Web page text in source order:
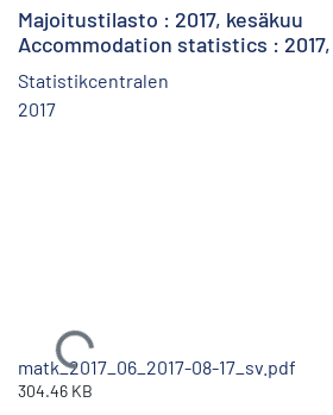
Majoitustilasto : 2017, kesäkuu
Accommodation statistics :
Statistikcentralen
2017
Ladataan...
matk_2017_06_2017-08-17_sv.pdf
304.46 KB